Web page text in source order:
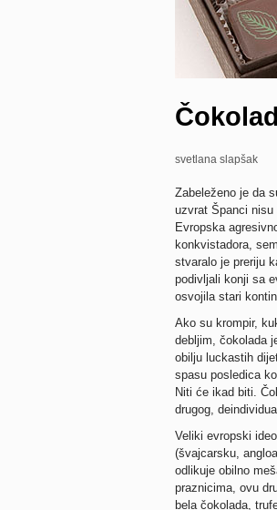
svetlana slapšak
Zabeleženo je da
uzvrat Španci nisu
Evropska
konkvistadora,
stvaralo je preriju
podivljali konji sa
osvojila stari
Ako su krompir,
debljim, čokolada
obilju luckastih
spasu posledica
Niti će ikad biti.
drugog,
Veliki evropski
(švajcarsku,
odlikuje obilno
praznicima, ovu
bela čokolada,